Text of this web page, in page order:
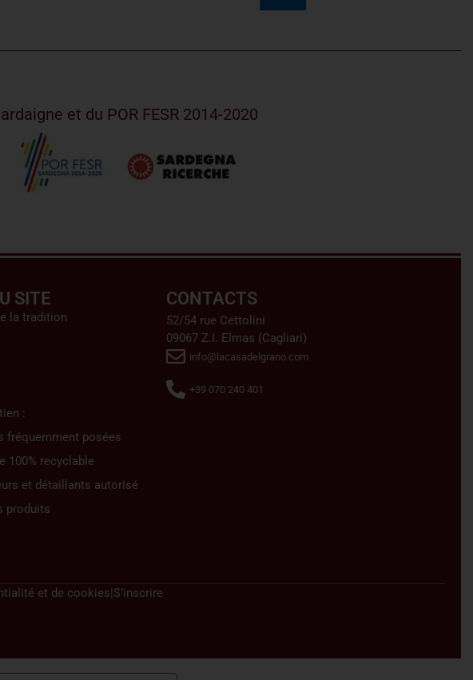
et du POR FESR 2014-2020
SITE
la tradition
:
fréquemment posées
100% recyclable
et détaillants autorisé
produits
CONTACTS
52/54 rue Cettolini
09067 Z.I. Elmas (Cagliari)
info@lacasadelgrano.com
+39 070 240 401
et de cookies|S’inscrire